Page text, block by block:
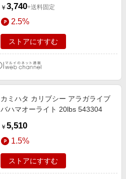
￥ 3,740+送料固定
2.5%
ストアにすすむ
カミハタ カリブシー アラガライブ
バハマオーライト 20lbs 543304
￥ 5,510
1.5%
ストアにすすむ